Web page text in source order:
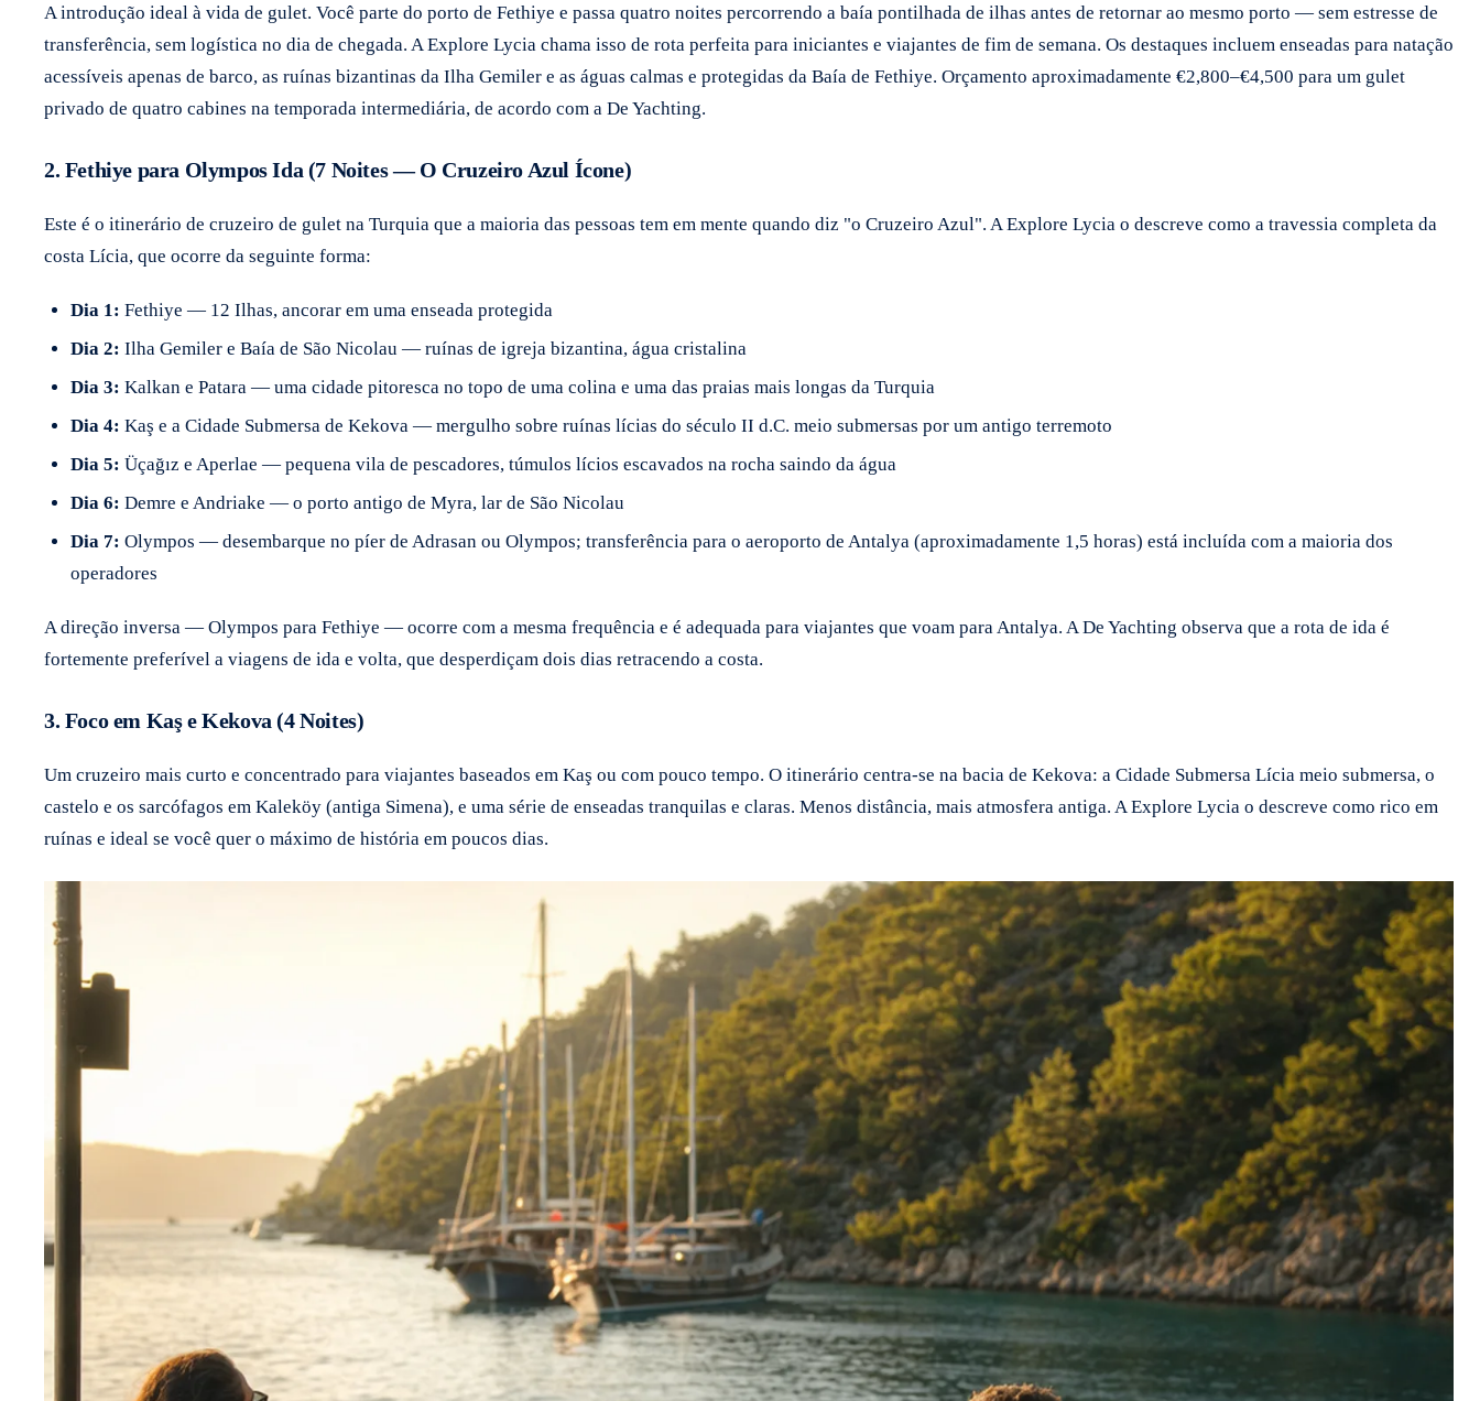
A introdução ideal à vida de gulet. Você parte do porto de Fethiye e passa quatro noites percorrendo a baía pontilhada de ilhas antes de retornar ao mesmo porto — sem estresse de
transferência, sem logística no dia de chegada. A Explore Lycia chama isso de rota perfeita para iniciantes e viajantes de fim de semana. Os destaques incluem enseadas para natação
acessíveis apenas de barco, as ruínas bizantinas da Ilha Gemiler e as águas calmas e protegidas da Baía de Fethiye. Orçamento aproximadamente €2,800–€4,500 para um gulet
privado de quatro cabines na temporada intermediária, de acordo com a De Yachting.
2. Fethiye para Olympos Ida (7 Noites — O Cruzeiro Azul Ícone)
Este é o itinerário de cruzeiro de gulet na Turquia que a maioria das pessoas tem em mente quando diz "o Cruzeiro Azul". A Explore Lycia o descreve como a travessia completa da
costa Lícia, que ocorre da seguinte forma:
Dia 1: Fethiye — 12 Ilhas, ancorar em uma enseada protegida
Dia 2: Ilha Gemiler e Baía de São Nicolau — ruínas de igreja bizantina, água cristalina
Dia 3: Kalkan e Patara — uma cidade pitoresca no topo de uma colina e uma das praias mais longas da Turquia
Dia 4: Kaş e a Cidade Submersa de Kekova — mergulho sobre ruínas lícias do século II d.C. meio submersas por um antigo terremoto
Dia 5: Üçağız e Aperlae — pequena vila de pescadores, túmulos lícios escavados na rocha saindo da água
Dia 6: Demre e Andriake — o porto antigo de Myra, lar de São Nicolau
Dia 7: Olympos — desembarque no píer de Adrasan ou Olympos; transferência para o aeroporto de Antalya (aproximadamente 1,5 horas) está incluída com a maioria dos
operadores
A direção inversa — Olympos para Fethiye — ocorre com a mesma frequência e é adequada para viajantes que voam para Antalya. A De Yachting observa que a rota de ida é
fortemente preferível a viagens de ida e volta, que desperdiçam dois dias retracendo a costa.
3. Foco em Kaş e Kekova (4 Noites)
Um cruzeiro mais curto e concentrado para viajantes baseados em Kaş ou com pouco tempo. O itinerário centra-se na bacia de Kekova: a Cidade Submersa Lícia meio submersa, o
castelo e os sarcófagos em Kaleköy (antiga Simena), e uma série de enseadas tranquilas e claras. Menos distância, mais atmosfera antiga. A Explore Lycia o descreve como rico em
ruínas e ideal se você quer o máximo de história em poucos dias.